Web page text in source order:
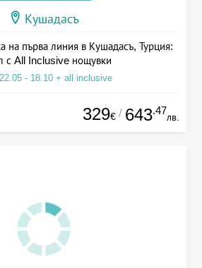
Кушадасъ
на първа линия в Кушадасъ, Турция:
с All Inclusive нощувки
- 18.10 + all inclusive
329€ / 643.47
лв.